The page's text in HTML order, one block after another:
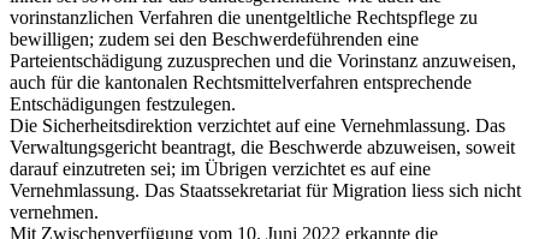
vorinstanzlichen Verfahren die unentgeltliche Rechtspflege zu
bewilligen; zudem sei den Beschwerdeführenden eine
Parteientschädigung zuzusprechen und die Vorinstanz anzuweisen,
auch für die kantonalen Rechtsmittelverfahren entsprechende
Entschädigungen festzulegen.
Die Sicherheitsdirektion verzichtet auf eine Vernehmlassung. Das
Verwaltungsgericht beantragt, die Beschwerde abzuweisen, soweit
darauf einzutreten sei; im Übrigen verzichtet es auf eine
Vernehmlassung. Das Staatssekretariat für Migration liess sich nicht
vernehmen.
Mit Zwischenverfügung vom 10. Juni 2022 erkannte die